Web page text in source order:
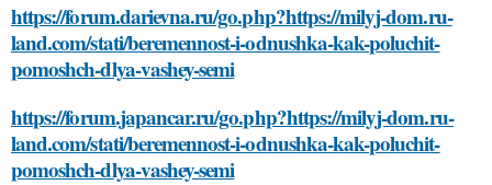
https://forum.darievna.ru/go.php?https://milyj-dom.ru-
land.com/stati/beremennost-i-odnushka-kak-poluchit-
pomoshch-dlya-vashey-semi
https://forum.japancar.ru/go.php?https://milyj-dom.ru-
land.com/stati/beremennost-i-odnushka-kak-poluchit-
pomoshch-dlya-vashey-semi